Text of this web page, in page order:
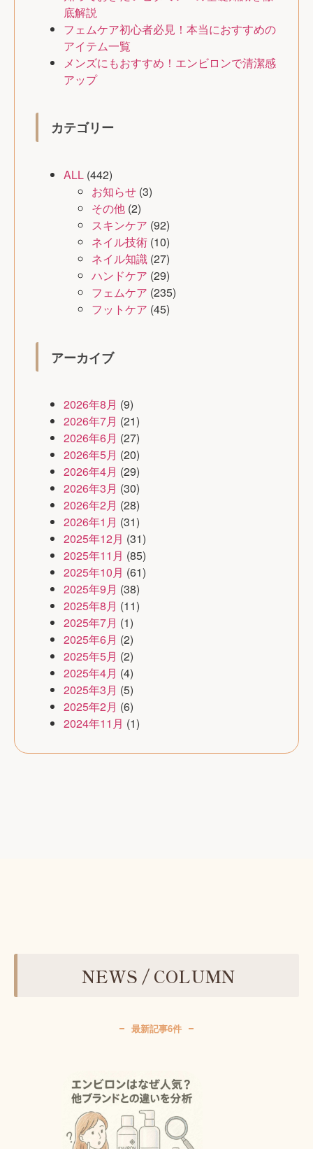
底解説
フェムケア初心者必見！本当におすすめの
アイテム一覧
メンズにもおすすめ！エンビロンで清潔感
アップ
カテゴリー
ALL (442)
お知らせ (3)
その他 (2)
スキンケア (92)
ネイル技術 (10)
ネイル知識 (27)
ハンドケア (29)
フェムケア (235)
フットケア (45)
アーカイブ
2026年8月 (9)
2026年7月 (21)
2026年6月 (27)
2026年5月 (20)
2026年4月 (29)
2026年3月 (30)
2026年2月 (28)
2026年1月 (31)
2025年12月 (31)
2025年11月 (85)
2025年10月 (61)
2025年9月 (38)
2025年8月 (11)
2025年7月 (1)
2025年6月 (2)
2025年5月 (2)
2025年4月 (4)
2025年3月 (5)
2025年2月 (6)
2024年11月 (1)
NEWS / COLUMN
最新記事6件